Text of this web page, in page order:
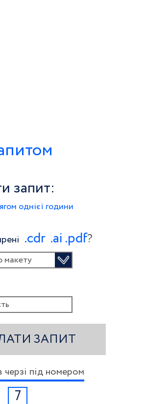
запит:
однієї години
.сdr .ai .pdf?
макету
ЗАПИТ
черзі під номером
7